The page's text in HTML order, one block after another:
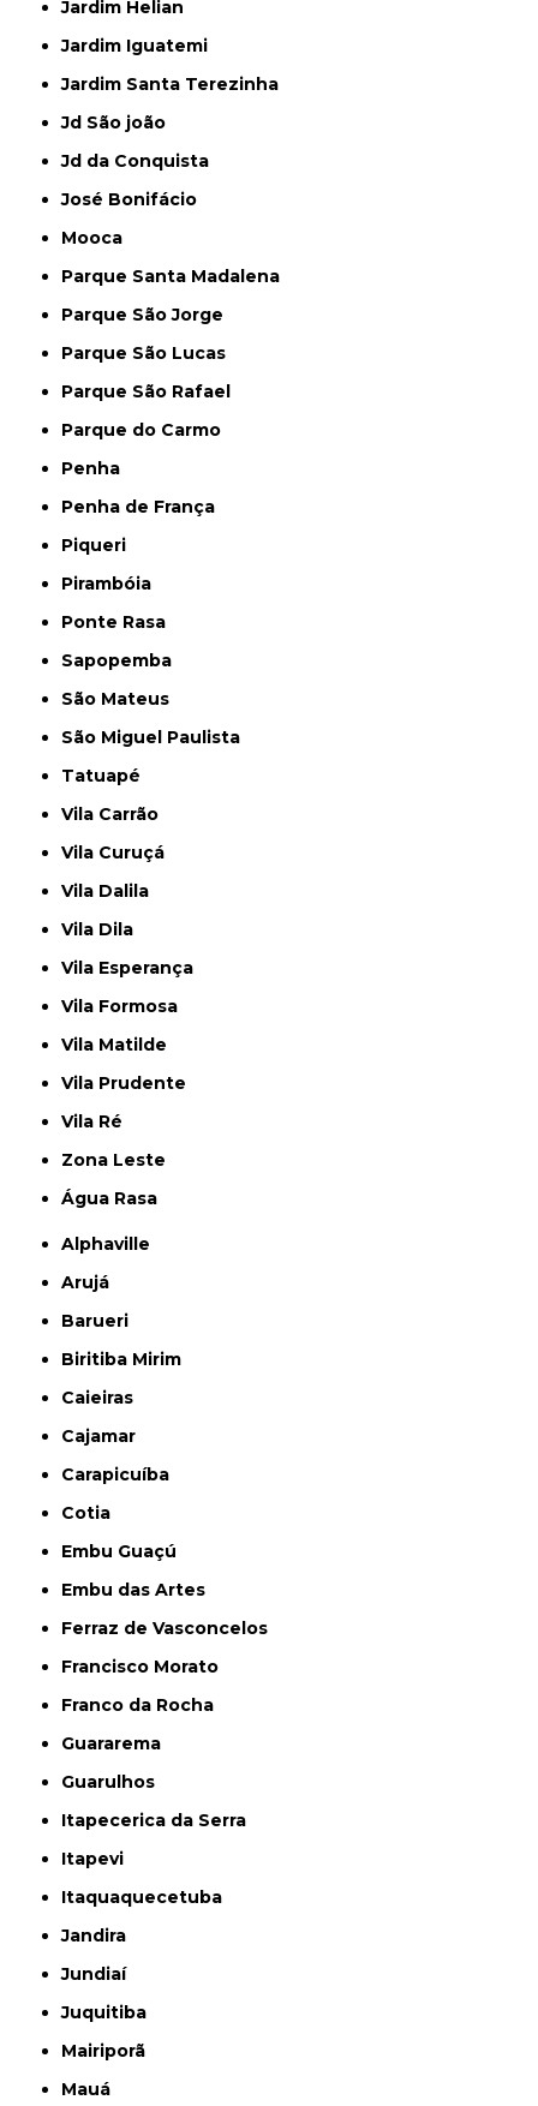
Jardim Helian
Jardim Iguatemi
Jardim Santa Terezinha
Jd São joão
Jd da Conquista
José Bonifácio
Mooca
Parque Santa Madalena
Parque São Jorge
Parque São Lucas
Parque São Rafael
Parque do Carmo
Penha
Penha de França
Piqueri
Pirambóia
Ponte Rasa
Sapopemba
São Mateus
São Miguel Paulista
Tatuapé
Vila Carrão
Vila Curuçá
Vila Dalila
Vila Dila
Vila Esperança
Vila Formosa
Vila Matilde
Vila Prudente
Vila Ré
Zona Leste
Água Rasa
Alphaville
Arujá
Barueri
Biritiba Mirim
Caieiras
Cajamar
Carapicuíba
Cotia
Embu Guaçú
Embu das Artes
Ferraz de Vasconcelos
Francisco Morato
Franco da Rocha
Guararema
Guarulhos
Itapecerica da Serra
Itapevi
Itaquaquecetuba
Jandira
Jundiaí
Juquitiba
Mairiporã
Mauá